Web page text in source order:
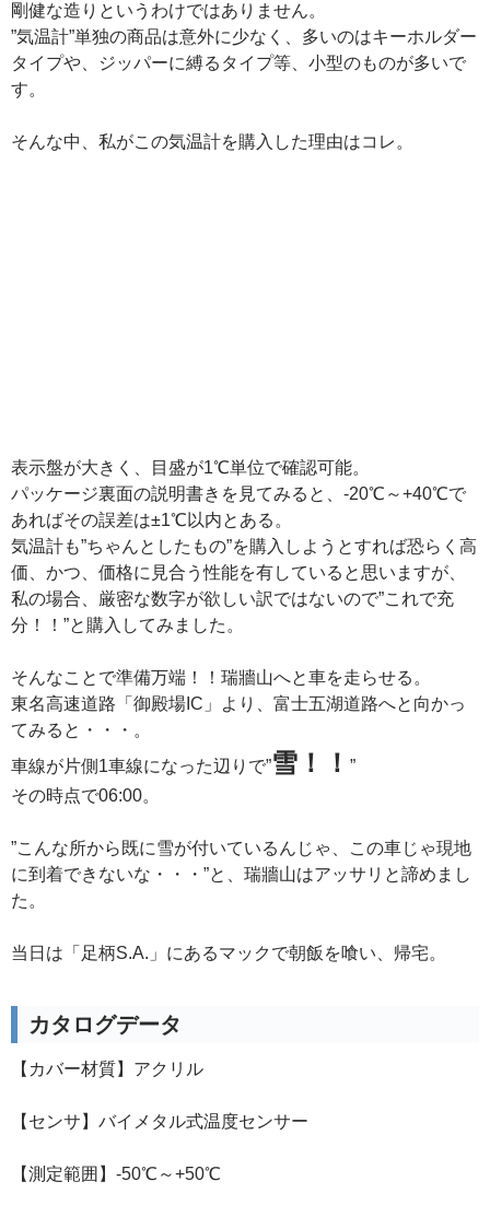
剛健な造りというわけではありません。
”気温計”単独の商品は意外に少なく、多いのはキーホルダー
タイプや、ジッパーに縛るタイプ等、小型のものが多いで
す。
そんな中、私がこの気温計を購入した理由はコレ。
表示盤が大きく、目盛が1℃単位で確認可能。
パッケージ裏面の説明書きを見てみると、-20℃～+40℃で
あればその誤差は±1℃以内とある。
気温計も”ちゃんとしたもの”を購入しようとすれば恐らく高
価、かつ、価格に見合う性能を有していると思いますが、
私の場合、厳密な数字が欲しい訳ではないので”これで充
分！！”と購入してみました。
そんなことで準備万端！！瑞牆山へと車を走らせる。
東名高速道路「御殿場IC」より、富士五湖道路へと向かっ
てみると・・・。
車線が片側1車線になった辺りで”雪！！ ”
その時点で06:00。
”こんな所から既に雪が付いているんじゃ、この車じゃ現地
に到着できないな・・・”と、瑞牆山はアッサリと諦めまし
た。
当日は「足柄S.A.」にあるマックで朝飯を喰い、帰宅。
カタログデータ
【カバー材質】アクリル
【センサ】バイメタル式温度センサー
【測定範囲】-50℃～+50℃